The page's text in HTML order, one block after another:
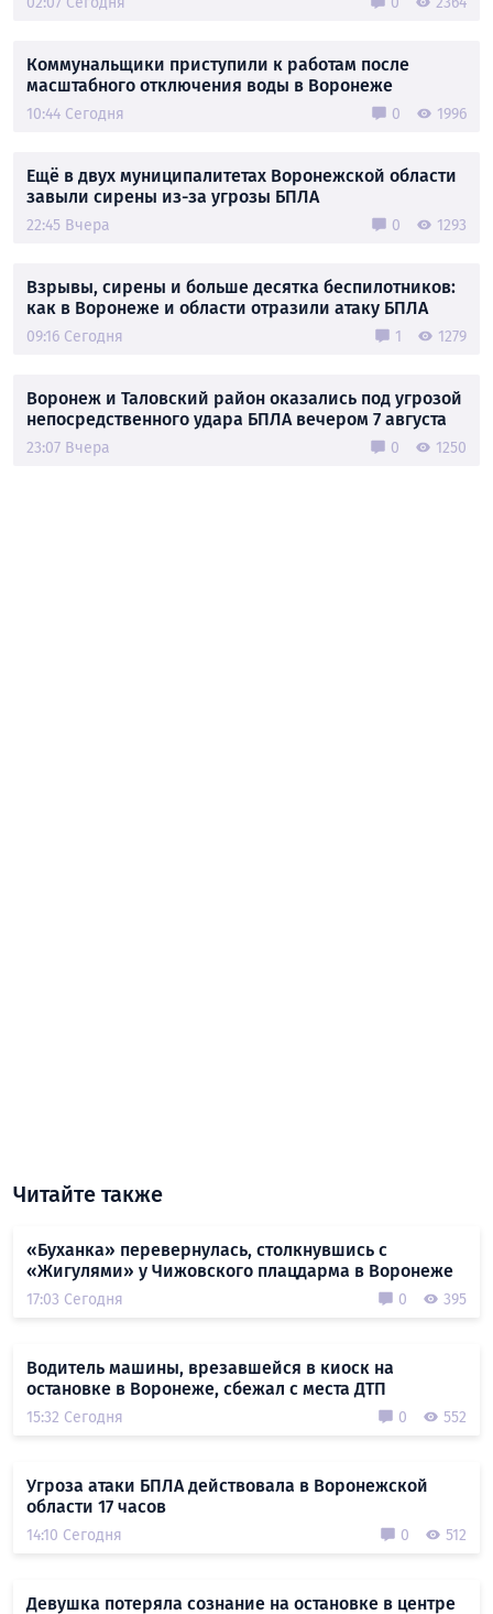
Коммунальщики приступили к работам после
масштабного отключения воды в Воронеже
10:44 Сегодня 0 1996
Ещё в двух муниципалитетах Воронежской области
завыли сирены из-за угрозы БПЛА
22:45 Вчера 0 1293
Взрывы, сирены и больше десятка беспилотников:
как в Воронеже и области отразили атаку БПЛА
09:16 Сегодня 1 1279
Воронеж и Таловский район оказались под угрозой
непосредственного удара БПЛА вечером 7 августа
23:07 Вчера 0 1250
Читайте также
«Буханка» перевернулась, столкнувшись с
«Жигулями» у Чижовского плацдарма в Воронеже
17:03 Сегодня 0 395
Водитель машины, врезавшейся в киоск на
остановке в Воронеже, сбежал с места ДТП
15:32 Сегодня 0 552
Угроза атаки БПЛА действовала в Воронежской
области 17 часов
14:10 Сегодня 0 512
Девушка потеряла сознание на остановке в центре